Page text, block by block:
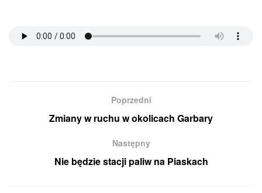
Poprzedni
Zmiany w ruchu w okolicach Garbary
Następny
Nie będzie stacji paliw na Piaskach